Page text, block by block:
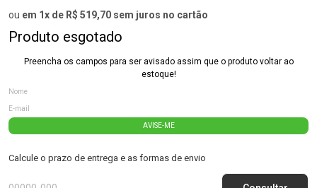
ou em 1x de R$ 519,70 sem juros no cartão
Produto esgotado
Preencha os campos para ser avisado assim que o produto voltar ao
estoque!
AVISE-ME
Calcule o prazo de entrega e as formas de envio